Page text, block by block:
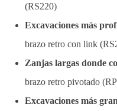
(RS220)
Excavaciones más
brazo retro con link
Zanjas largas donde
brazo retro pivotado
Excavaciones más